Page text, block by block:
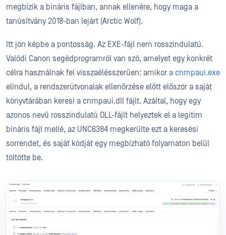
megbízik a bináris fájlban, annak ellenére, hogy maga a
tanúsítvány 2018-ban lejárt (Arctic Wolf).
Itt jön képbe a pontosság. Az EXE-fájl nem rosszindulatú.
Valódi Canon segédprogramról van szó, amelyet egy konkrét
célra használnak fel visszaélésszerűen: amikor a cnmpaui.exe
elindul, a rendszerútvonalak ellenőrzése előtt először a saját
könyvtárában keresi a cnmpaui.dll fájlt. Azáltal, hogy egy
azonos nevű rosszindulatú DLL-fájlt helyeztek el a legitim
bináris fájl mellé, az UNC6384 megkerülte ezt a keresési
sorrendet, és saját kódját egy megbízható folyamaton belül
töltötte be.